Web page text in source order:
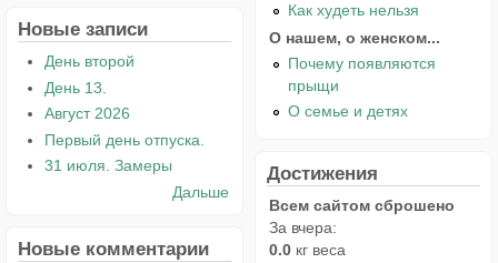
Новые записи
День второй
День 13.
Август 2026
Первый день отпуска.
31 июля. Замеры
Дальше
Новые комментарии
Как худеть нельзя
О нашем, о женском...
Почему появляются
прыщи
О семье и детях
Достижения
Всем сайтом сброшено
За вчера:
0.0 кг веса